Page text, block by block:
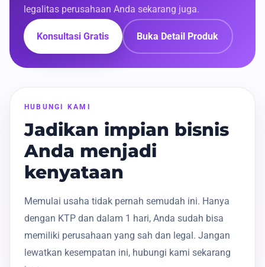
legalitas perusahaan Anda sekarang juga.
Konsultasi Gratis Buka Detail Produk
HUBUNGI KAMI
Jadikan impian bisnis
Anda menjadi
kenyataan
Memulai usaha tidak pernah semudah ini. Hanya
dengan KTP dan dalam 1 hari, Anda sudah bisa
memiliki perusahaan yang sah dan legal. Jangan
lewatkan kesempatan ini, hubungi kami sekarang